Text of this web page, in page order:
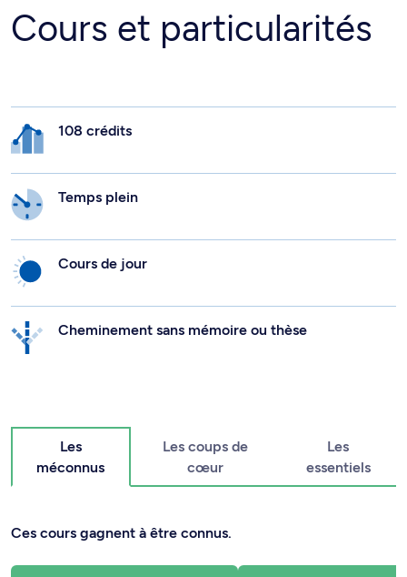
Cours et particularités
108 crédits
Temps plein
Cours de jour
Cheminement sans mémoire ou thèse
Les
méconnus
Les coups de
cœur
Les
essentiels
Ces cours gagnent à être connus.